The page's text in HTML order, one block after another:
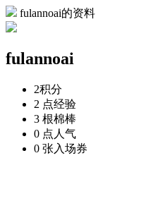
fulannoai的资料
fulannoai
2积分
2 点经验
3 根棉棒
0 点 人气
0 张 入场券